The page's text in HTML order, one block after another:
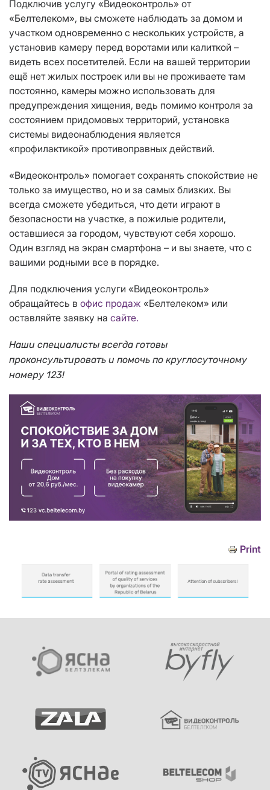
Подключив услугу «Видеоконтроль» от
«Белтелеком», вы сможете наблюдать за домом и
участком одновременно с нескольких устройств, а
установив камеру перед воротами или калиткой –
видеть всех посетителей. Если на вашей территории
ещё нет жилых построек или вы не проживаете там
постоянно, камеры можно использовать для
предупреждения хищения, ведь помимо контроля за
состоянием придомовых территорий, установка
системы видеонаблюдения является
«профилактикой» противоправных действий.
«Видеоконтроль» помогает сохранять спокойствие не
только за имущество, но и за самых близких. Вы
всегда сможете убедиться, что дети играют в
безопасности на участке, а пожилые родители,
оставшиеся за городом, чувствуют себя хорошо.
Один взгляд на экран смартфона – и вы знаете, что с
вашими родными все в порядке.
Для подключения услуги «Видеоконтроль»
обращайтесь в офис продаж «Белтелеком» или
оставляйте заявку на сайте.
Наши специалисты всегда готовы
проконсультировать и помочь по круглосуточному
номеру 123!
Print